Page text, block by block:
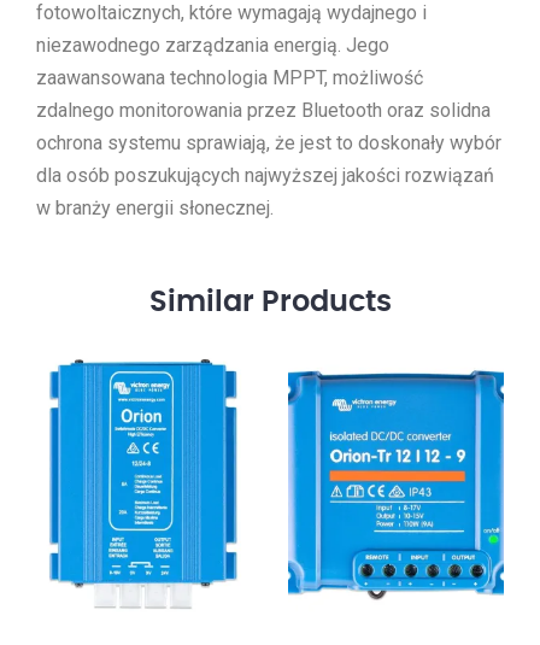
fotowoltaicznych, które wymagają wydajnego i
niezawodnego zarządzania energią. Jego
zaawansowana technologia MPPT, możliwość
zdalnego monitorowania przez Bluetooth oraz solidna
ochrona systemu sprawiają, że jest to doskonały wybór
dla osób poszukujących najwyższej jakości rozwiązań
w branży energii słonecznej.
Similar Products